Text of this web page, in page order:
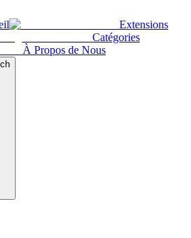
Extensions
Catégories
À Propos de Nous